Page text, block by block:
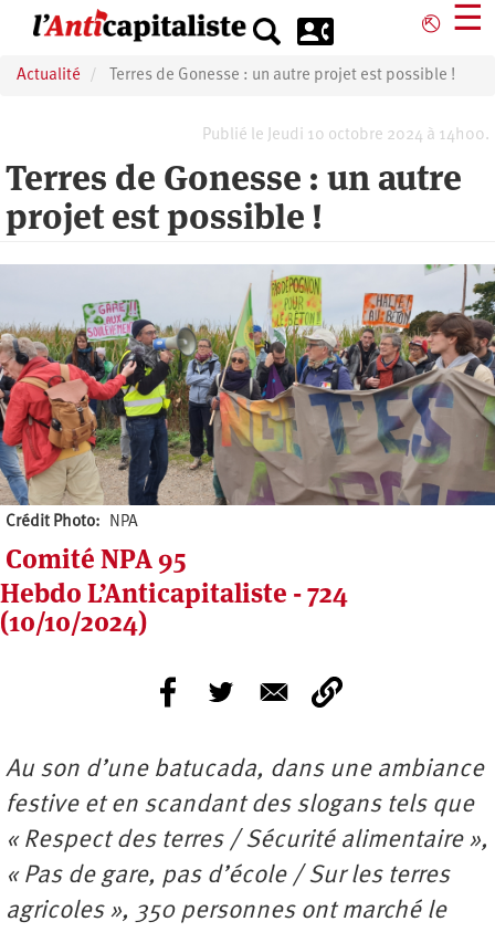
principal
⎋ ☰
Actualité Terres de Gonesse : un autre projet est possible !
Publié le Jeudi 10 octobre 2024 à 14h00.
Terres de Gonesse : un autre
projet est possible !
Crédit Photo NPA
Comité NPA 95
Hebdo L’Anticapitaliste - 724
(10/10/2024)
Au son d’une batucada, dans une ambiance
festive et en scandant des slogans tels que
« Respect des terres / Sécurité alimentaire »,
« Pas de gare, pas d’école / Sur les terres
agricoles », 350 personnes ont marché le